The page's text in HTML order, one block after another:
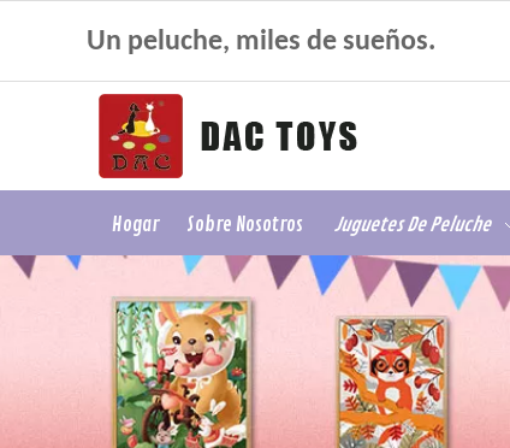
Un peluche, miles de sueños.
Hogar Sobre Nosotros Juguetes De Peluche